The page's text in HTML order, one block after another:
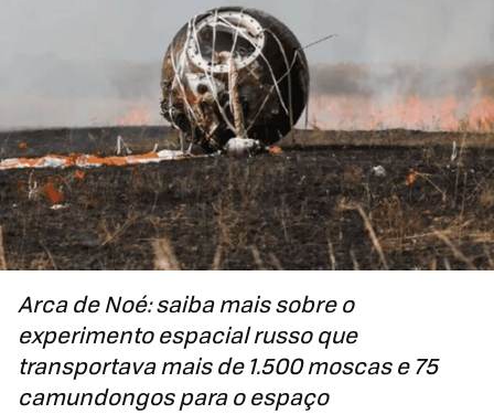
Arca de Noé: saiba mais sobre o
experimento espacial russo que
transportava mais de1.500 moscas e 75
camundongos para o espaço